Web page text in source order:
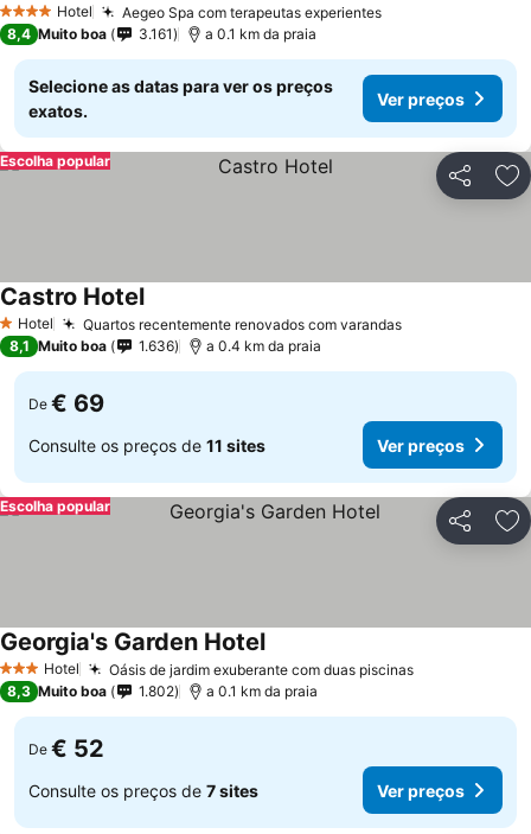
4 EstrelasHotel Aegeo Spa com terapeutas experientes
8,4 Muito boa 3.161 a 0.1 km da praia
Selecione as datas para ver os preços
exatos.
Ver preços
Partilhar
Escolha popular
1 Estrelas
Hotel Quartos recentemente renovados com varandas
Castro Hotel
8,1 Muito boa 1.636 a 0.4 km da praia
De € 69
Consulte os preços de 11 sites Ver preços
Partilhar
Escolha popular
3 EstrelasHotel Oásis de jardim exuberante com duas piscinas
Georgia's Garden Hotel
8,3 Muito boa 1.802 a 0.1 km da praia
De € 52
Consulte os preços de 7 sites Ver preços